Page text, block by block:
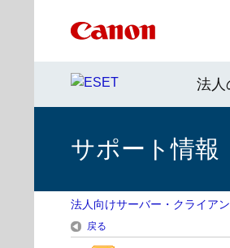
法人
サポート情報
法人向けサーバー・クライア
戻る